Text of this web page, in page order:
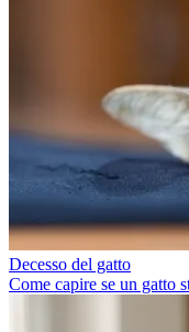
Decesso del gatto
Come capire se un gatto